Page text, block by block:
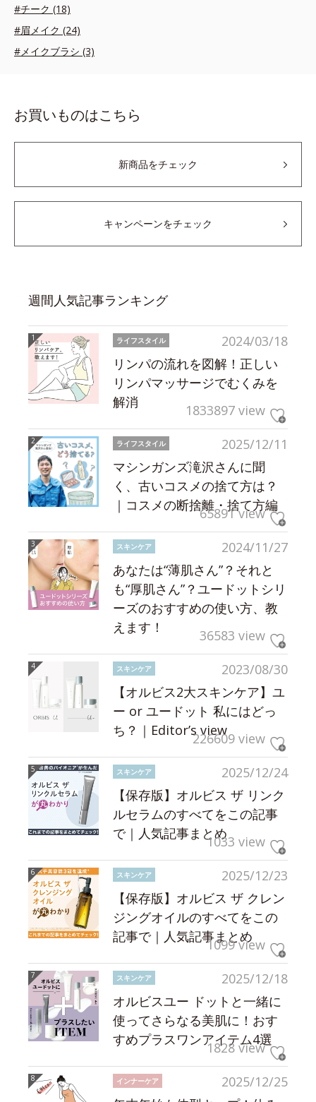
#チーク (18)
#眉メイク (24)
#メイクブラシ (3)
お買いものはこちら
新商品をチェック
キャンペーンをチェック
週間人気記事ランキング
2024/03/18
ライフスタイル
リンパの流れを図解！正しい
リンパマッサージでむくみを
解消
1833897 view
2025/12/11
ライフスタイル
マシンガンズ滝沢さんに聞
く、古いコスメの捨て方は？
｜コスメの断捨離・捨て方編
65891 view
2024/11/27
スキンケア
あなたは“薄肌さん”？それと
も“厚肌さん”？ユードットシリ
ーズのおすすめの使い方、教
えます！
36583 view
2023/08/30
スキンケア
【オルビス2大スキンケア】ユ
ー or ユードット 私にはどっ
ち？｜Editor’s view226609 view
2025/12/24
スキンケア
【保存版】オルビス ザ リンク
ルセラムのすべてをこの記事
で｜人気記事まとめ1033 view
2025/12/23
スキンケア
【保存版】オルビス ザ クレン
ジングオイルのすべてをこの
記事で｜人気記事まとめ
1099 view
2025/12/18
スキンケア
オルビスユー ドットと一緒に
使ってさらなる美肌に！おす
すめプラスワンアイテム4選
1828 view
2025/12/25
インナーケア